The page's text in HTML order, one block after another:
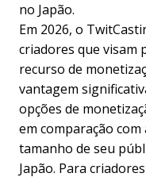
no Japão.
Em 2026, o
criadores que visam
recurso de
vantagem
opções de
em comparação
tamanho de seu
Japão. Para